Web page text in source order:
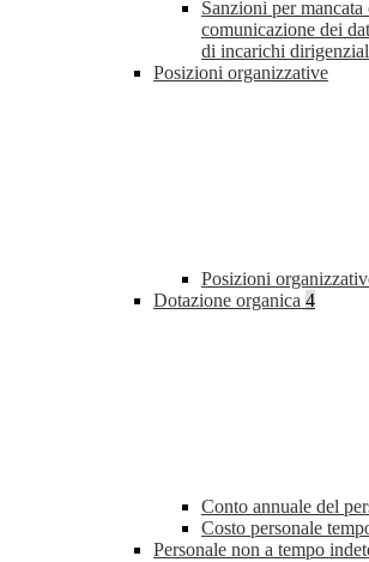
Sanzioni per
comunicazione dei
di incarichi
Posizioni organizzative
Posizioni
Dotazione organica 4
Conto annuale del
Costo personale
Personale non a tempo